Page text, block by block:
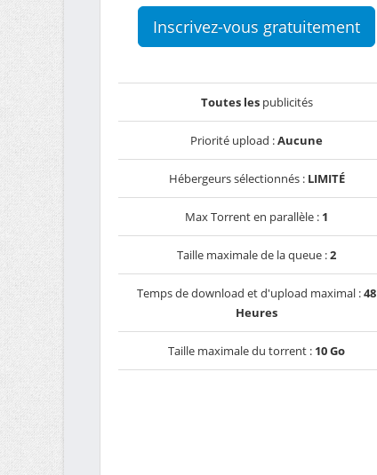
Inscrivez-vous gratuitement
Toutes lespublicités
Priorité upload :Aucune
Hébergeurs sélectionnés : LIMITÉ
Max Torrent en parallèle : 1
Taille maximale de la queue :2
Temps de download et d'upload maximal :48
Heures
Taille maximale du torrent : 10 Go